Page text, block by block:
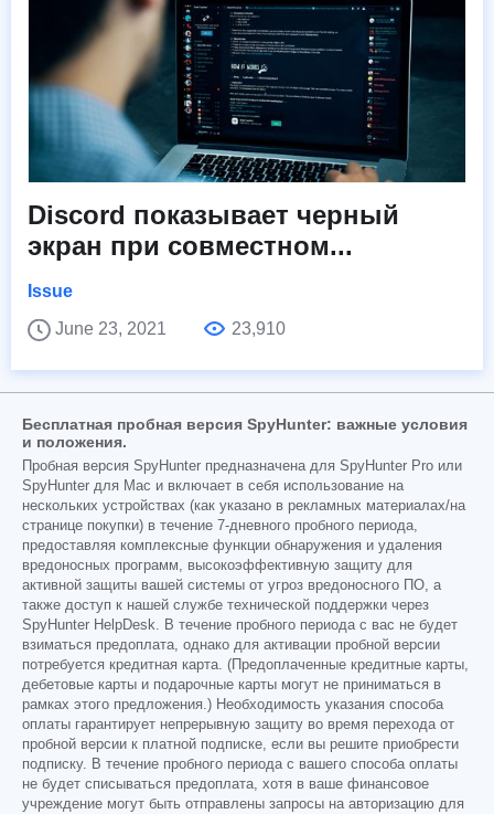
Discord показывает черный
экран при совместном...
Issue
June 23, 2021
23,910
Бесплатная пробная версия SpyHunter: важные условия
и положения.
Пробная версия SpyHunter предназначена для SpyHunter Pro или
SpyHunter для Mac и включает в себя использование на
нескольких устройствах (как указано в рекламных материалах/на
странице покупки) в течение 7-дневного пробного периода,
предоставляя комплексные функции обнаружения и удаления
вредоносных программ, высокоэффективную защиту для
активной защиты вашей системы от угроз вредоносного ПО, а
также доступ к нашей службе технической поддержки через
SpyHunter HelpDesk. В течение пробного периода с вас не будет
взиматься предоплата, однако для активации пробной версии
потребуется кредитная карта. (Предоплаченные кредитные карты,
дебетовые карты и подарочные карты могут не приниматься в
рамках этого предложения.) Необходимость указания способа
оплаты гарантирует непрерывную защиту во время перехода от
пробной версии к платной подписке, если вы решите приобрести
подписку. В течение пробного периода с вашего способа оплаты
не будет списываться предоплата, хотя в ваше финансовое
учреждение могут быть отправлены запросы на авторизацию для